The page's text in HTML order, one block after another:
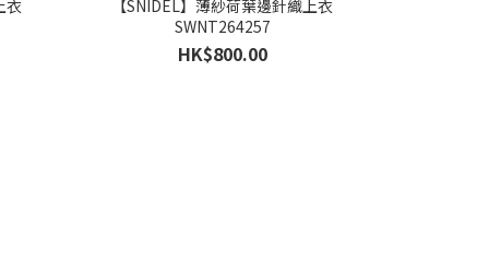
衣
【SNIDEL】薄紗荷葉邊針織上衣
SWNT264257
HK$800.00